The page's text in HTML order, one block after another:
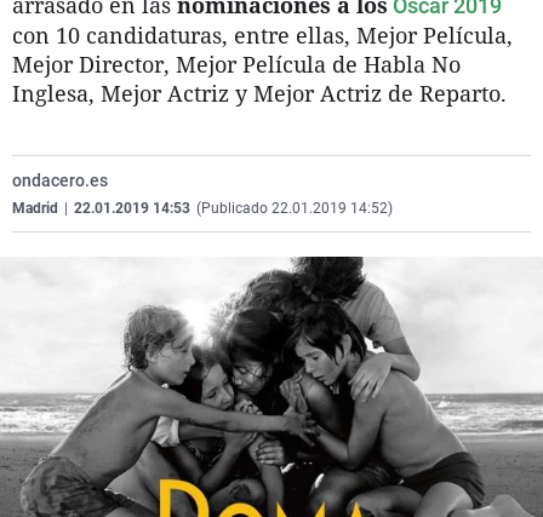
Gente viajera
El colegio invisible
Como el perro y el
Todas para una
La mirada económica
Pasos atrás
Comunidad de Madrid
Navarra
País Vasco
Virales
Televisión
Elecciones
Oscar 2019
con 10 candidaturas, entre ellas, Mejor Película,
Mejor Director, Mejor Película de Habla No
Inglesa, Mejor Actriz y Mejor Actriz de Reparto.
ondacero.es
Madrid 22.01.2019 14:53 (Publicado 22.01.2019 14:52)